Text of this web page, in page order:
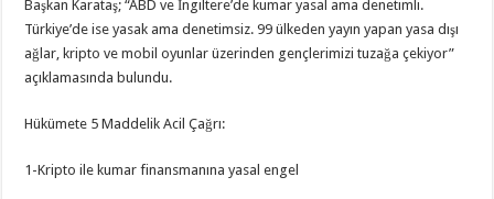
Başkan Karataş; “ABD ve İngiltere’de kumar yasal ama denetimli.
Türkiye’de ise yasak ama denetimsiz. 99 ülkeden yayın yapan yasa dışı
ağlar, kripto ve mobil oyunlar üzerinden gençlerimizi tuzağa çekiyor”
açıklamasında bulundu.
Hükümete 5 Maddelik Acil Çağrı:
1-Kripto ile kumar finansmanına yasal engel